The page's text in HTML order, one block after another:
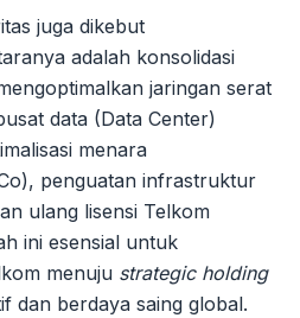
juga dikebut
adalah konsolidasi
jaringan serat
data (Data Center)
menara
penguatan infrastruktur
ulang lisensi Telkom
ini esensial untuk
menuju strategic holding
dan berdaya saing global.